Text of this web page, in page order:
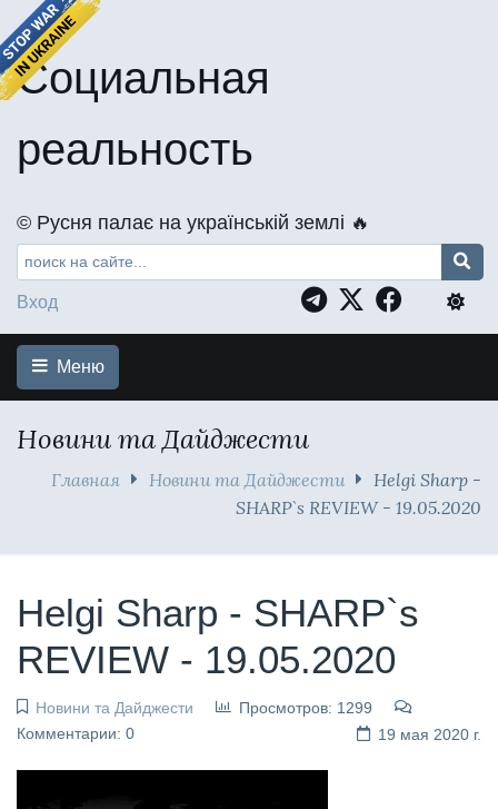
Социальная
реальность
©️ Русня палає на українській землі 🔥
Вход
Меню
Новини та Дайджести
Главная Новини та Дайджести
Helgi Sharp -
SHARP`s REVIEW - 19.05.2020
Helgi Sharp - SHARP`s
REVIEW - 19.05.2020
Новини та Дайджести
Просмотров: 1299
Комментарии: 0
19 мая 2020 г.